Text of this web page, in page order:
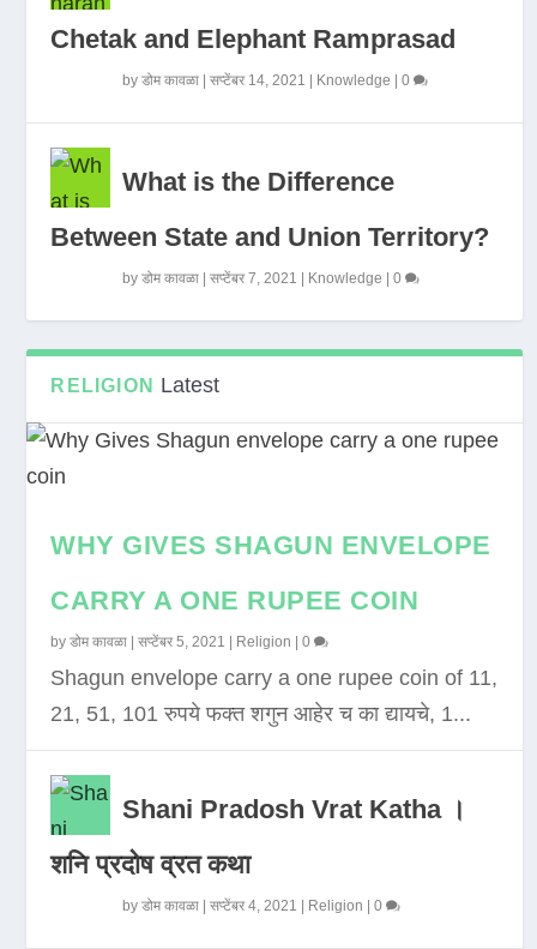
Chetak and Elephant Ramprasad
byडोम कावळा |सप्टेंबर 14, 2021 Knowledge |0
What is the Difference
Between State and Union Territory?
byडोम कावळा |सप्टेंबर 7, 2021 Knowledge |0
RELIGION Latest
WHY GIVES SHAGUN ENVELOPE
CARRY A ONE RUPEE COIN
byडोम कावळा |सप्टेंबर 5, 2021 Religion |0
Shagun envelope carry a one rupee coin of 11,
21, 51, 101 रुपये फक्त शगुन आहेर च का द्यायचे, 1...
Shani Pradosh Vrat Katha ।
शनि प्रदोष व्रत कथा
byडोम कावळा |सप्टेंबर 4, 2021 Religion |0